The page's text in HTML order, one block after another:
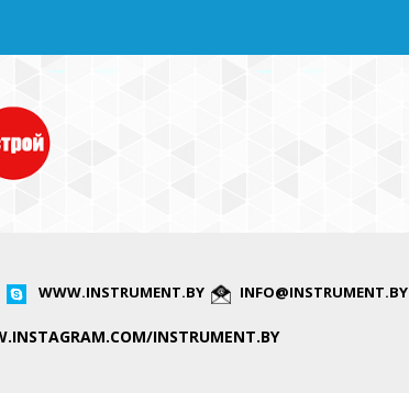
WWW.INSTRUMENT.BY INFO@INSTRUMENT.BY
INSTRUMENT.BY